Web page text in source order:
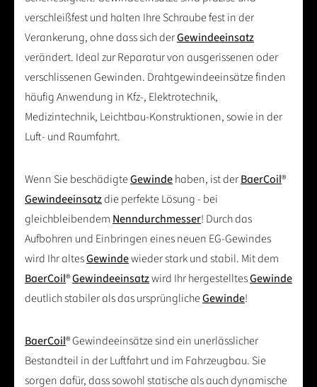
verschleißfest und halten Ihre Schraube fest in der
Verankerung, ohne dass sich derGewindeeinsatz
verändert. Ideal zur Reparatur von ausgerissenen oder
verschlissenen Gewinden. Drahtgewindeeinsätze finden
häufig Anwendung in Kfz-, Elektrotechnik,
Medizintechnik, Leichtbau-Konstruktionen, sowie in der
Luft- und Raumfahrt.
Wenn Sie beschädigteGewindehaben, ist derBaerCoil®
Gewindeeinsatzdie perfekte Lösung - bei
gleichbleibendem Nenndurchmesser! Durch das
Aufbohren und Einbringen eines neuen EG-Gewindes
wird Ihr altesGewindewieder stark und stabil. Mit dem
BaerCoil®Gewindeeinsatzwird Ihr hergestelltesGewinde
deutlich stabiler als das ursprünglicheGewinde!
BaerCoil® Gewindeeinsätze sind ein unerlässlicher
Bestandteil in der Luftfahrt und im Fahrzeugbau. Sie
sorgen dafür, dass sowohl statische als auch dynamische